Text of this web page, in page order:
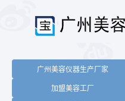
广州美容仪器生产厂家
加盟美容工厂